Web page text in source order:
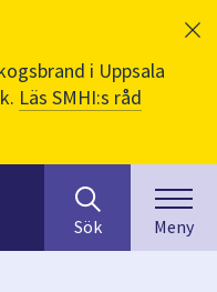
i Uppsala
Läs SMHI:s råd
efter
innehåll
på
Sök Meny